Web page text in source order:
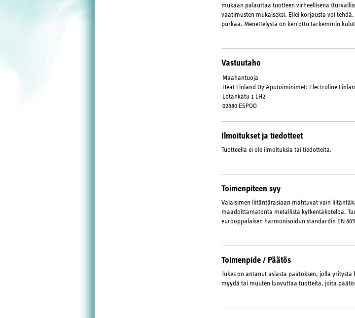
mukaan palauttaa tuotteen virheellisenä
vaatimusten mukaiseksi. Ellei korjausta voi
purkaa. Menettelystä on kerrottu tarkemmin
Vastuutaho
Maahantuoja
Heat Finland Oy Aputoiminimet: Electroline
Lotankatu 1 LH2
02680 ESPOO
Ilmoitukset ja tiedotteet
Tuotteella ei ole ilmoituksia tai tiedotteita.
Toimenpiteen syy
Valaisimen liitäntärasiaan mahtuvat vain
maadoittamatonta metallista kytkentäkoteloa.
eurooppalaisen harmonisoidun standardin EN
Toimenpide / Päätös
Tukes on antanut asiasta päätöksen, jolla
myydä tai muuten luovuttaa tuotteita, joita